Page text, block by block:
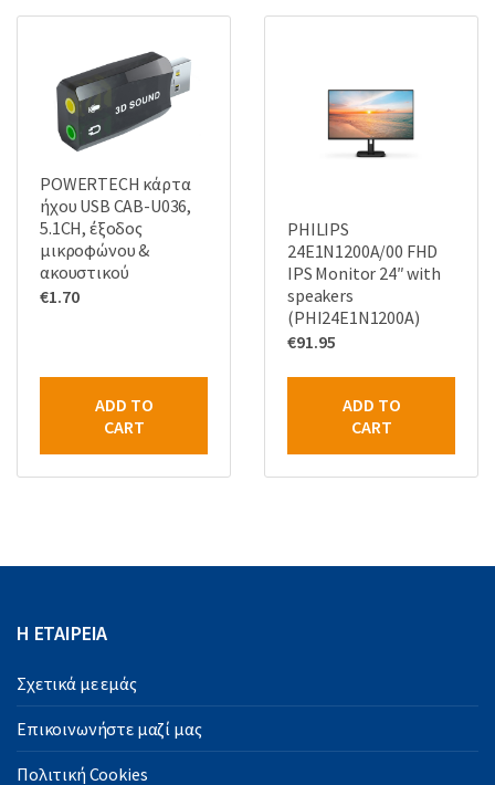
POWERTECH κάρτα
ήχου USB CAB-U036,
5.1CH, έξοδος
μικροφώνου &
ακουστικού
€1.70
ADD TO
CART
PHILIPS
24E1N1200A/00 FHD
IPS Monitor 24″ with
speakers
(PHI24E1N1200A)
€91.95
ADD TO
CART
Η ΕΤΑΙΡΕΙΑ
Σχετικά με εμάς
Επικοινωνήστε μαζί μας
Πολιτική Cookies